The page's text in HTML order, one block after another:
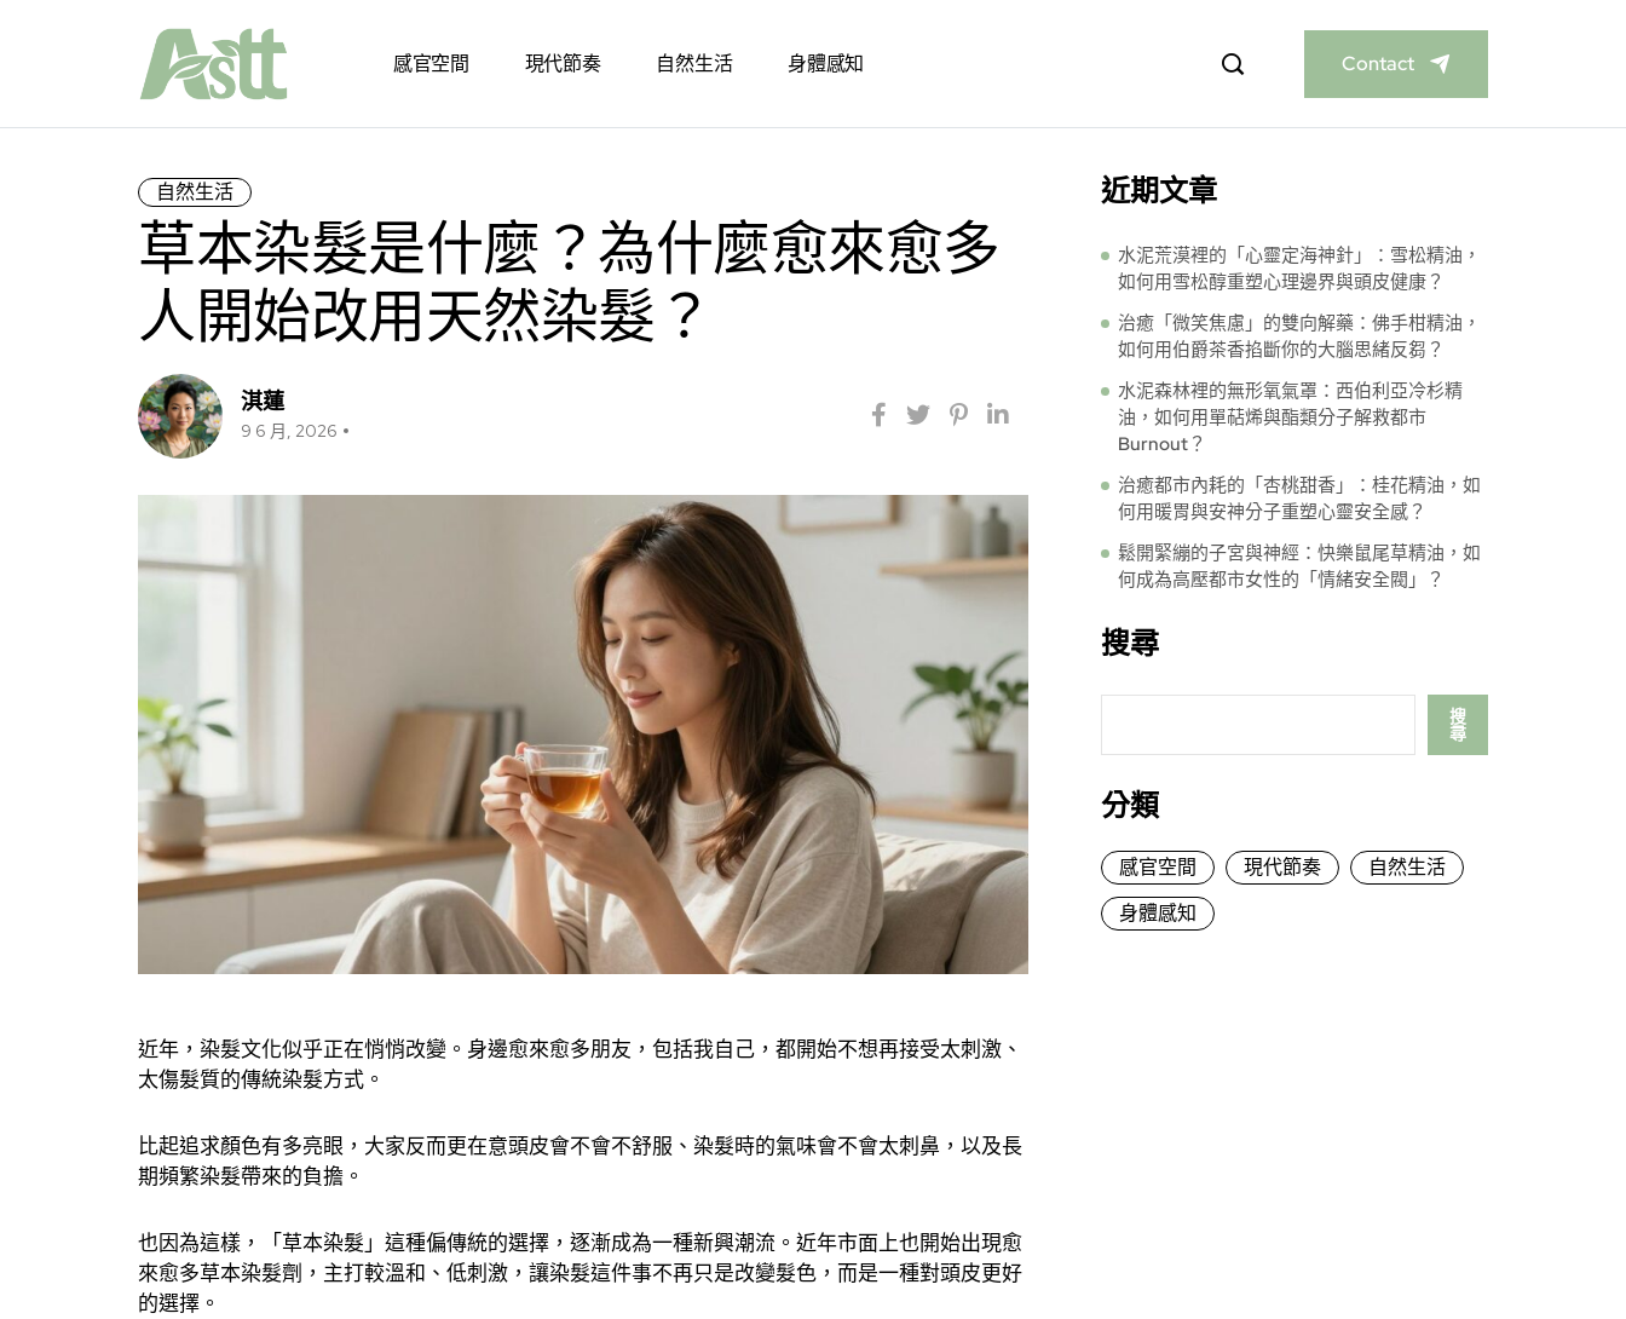
感官空間 現代節奏 自然生活 身體感知 Contact
自然生活
草本染髮是什麼？為什麼愈來愈多
人開始改用天然染髮？
淇蓮
9 6 月, 2026
近年，染髮文化似乎正在悄悄改變。身邊愈來愈多朋友，包括我自己，都開始不想再接受太刺激、
太傷髮質的傳統染髮方式。
比起追求顏色有多亮眼，大家反而更在意頭皮會不會不舒服、染髮時的氣味會不會太刺鼻，以及長
期頻繁染髮帶來的負擔。
也因為這樣，「草本染髮」這種偏傳統的選擇，逐漸成為一種新興潮流。近年市面上也開始出現愈
來愈多草本染髮劑，主打較溫和、低刺激，讓染髮這件事不再只是改變髮色，而是一種對頭皮更好
的選擇。
近期文章
水泥荒漠裡的「心靈定海神針」：雪松精油，
如何用雪松醇重塑心理邊界與頭皮健康？
治癒「微笑焦慮」的雙向解藥：佛手柑精油，
如何用伯爵茶香掐斷你的大腦思緒反芻？
水泥森林裡的無形氧氣罩：西伯利亞冷杉精
油，如何用單萜烯與酯類分子解救都市
Burnout？
治癒都市內耗的「杏桃甜香」：桂花精油，如
何用暖胃與安神分子重塑心靈安全感？
鬆開緊繃的子宮與神經：快樂鼠尾草精油，如
何成為高壓都市女性的「情緒安全閥」？
搜尋
搜
尋
分類
感官空間 現代節奏
自然生活
身體感知